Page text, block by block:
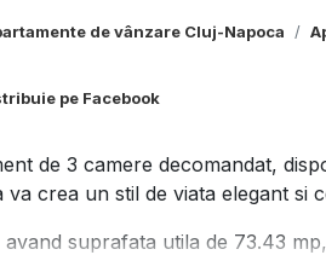
de vânzare Cluj-Napoca
pe Facebook
de 3 camere decomandat,
crea un stil de viata elegant si
suprafata utila de 73.43